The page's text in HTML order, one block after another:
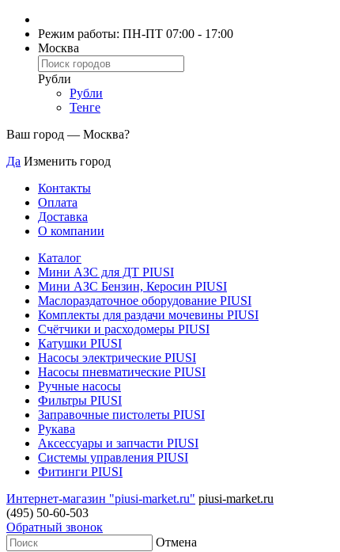
Режим работы: ПН-ПТ 07:00 - 17:00
Москва
Рубли
Рубли
Тенге
Ваш город — Москва?
Да Изменить город
Контакты
Оплата
Доставка
О компании
Каталог
Мини АЗС для ДТ PIUSI
Мини АЗС Бензин, Керосин PIUSI
Маслораздаточное оборудование PIUSI
Комплекты для раздачи мочевины PIUSI
Счётчики и расходомеры PIUSI
Катушки PIUSI
Насосы электрические PIUSI
Насосы пневматические PIUSI
Ручные насосы
Фильтры PIUSI
Заправочные пистолеты PIUSI
Рукава
Аксессуары и запчасти PIUSI
Системы управления PIUSI
Фитинги PIUSI
Интернет-магазин "piusi-market.ru" piusi-market.ru
(495) 50-60-503
Обратный звонок
Отмена